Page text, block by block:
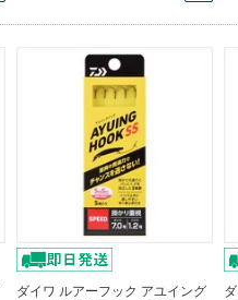
ダイワ ルアーフック アユイング